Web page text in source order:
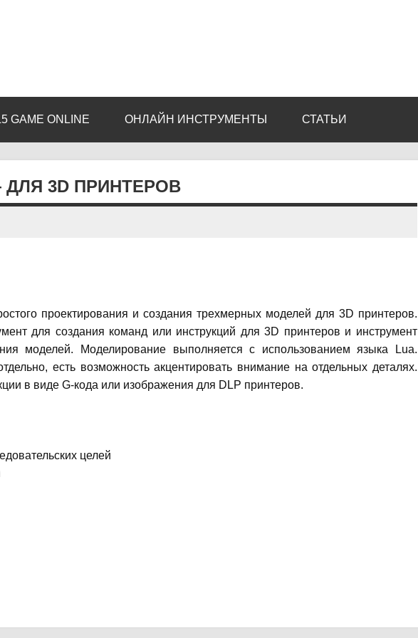
GAME ONLINE ОНЛАЙН ИНСТРУМЕНТЫ СТАТЬИ
ДЛЯ 3D ПРИНТЕРОВ
проектирования и создания трехмерных моделей для 3D принтеров.
для создания команд или инструкций для 3D принтеров и инструмент
моделей. Моделирование выполняется с использованием языка Lua.
есть возможность акцентировать внимание на отдельных деталях.
в виде G-кода или изображения для DLP принтеров.
целей